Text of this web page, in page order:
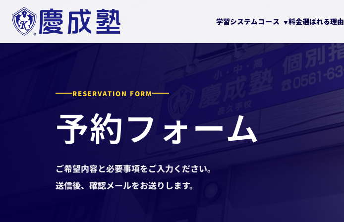
学習システムコース 料金選ばれる理由
RESERVATION FORM
予約フォーム
ご希望内容と必要事項をご入力ください。
送信後、確認メールをお送りします。